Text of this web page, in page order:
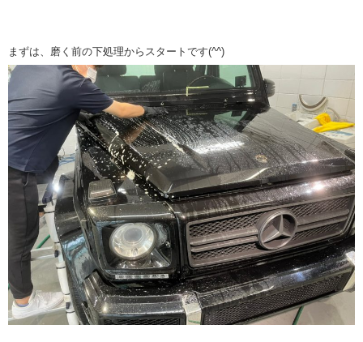
まずは、磨く前の下処理からスタートです(^^)